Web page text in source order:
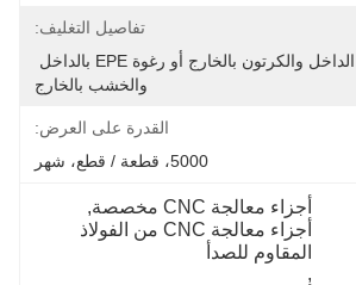
تفاصيل التغليف:
والخشب بالخارج
القدرة على العرض:
5000، قطعة / قطع، شهر
أجزاء معالجة CNC مخصصة
,
أجزاء معالجة CNC من الفولاذ
المقاوم للصدأ
,